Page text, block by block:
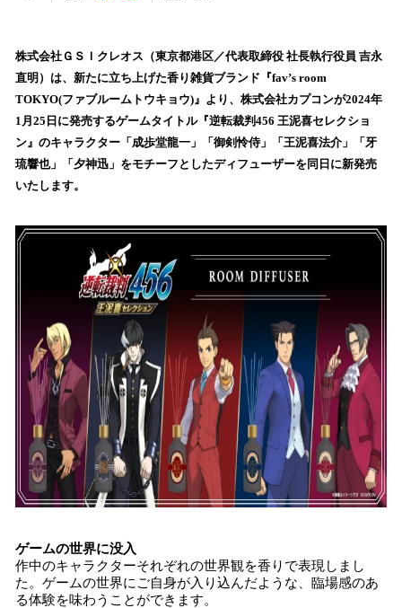
！
数
を
読
込
み
中
す
株式会社ＧＳＩクレオス（東京都港区／代表取締役 社長執行役員 吉永
直明）は、新たに立ち上げた香り雑貨ブランド『fav’s room
TOKYO(ファブルームトウキョウ)』より、株式会社カプコンが2024年
1月25日に発売するゲームタイトル『逆転裁判456 王泥喜セレクショ
ン』のキャラクター「成歩堂龍一」「御剣怜侍」「王泥喜法介」「牙
琉響也」「夕神迅」をモチーフとしたディフューザーを同日に新発売
いたします。
ゲームの世界に没入
作中のキャラクターそれぞれの世界観を香りで表現しまし
た。ゲームの世界にご自身が入り込んだような、臨場感のあ
る体験を味わうことができます。